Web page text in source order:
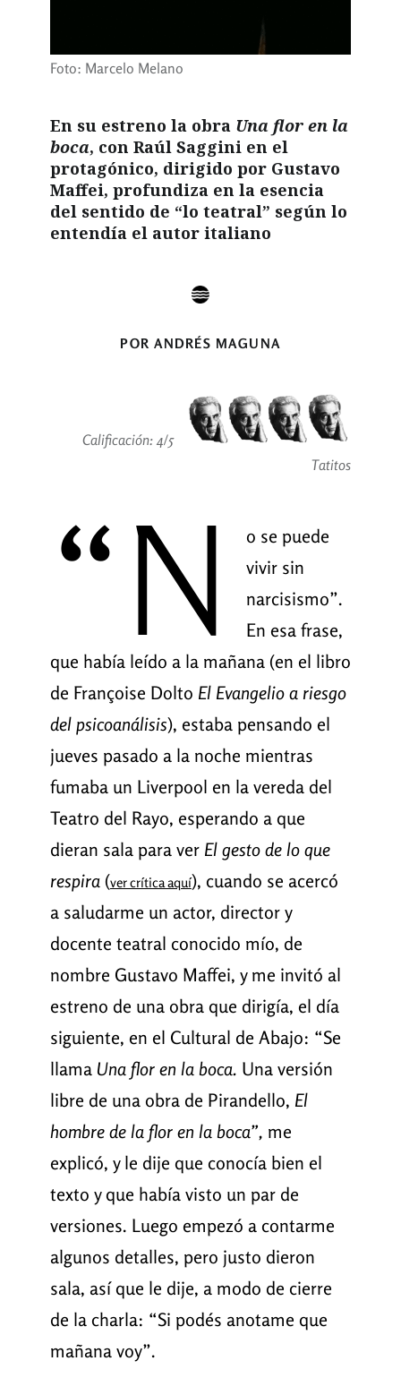
Foto: Marcelo Melano
En su estreno la obra Una flor en la
boca, con Raúl Saggini en el
protagónico, dirigido por Gustavo
Maffei, profundiza en la esencia
del sentido de “lo teatral” según lo
entendía el autor italiano
POR ANDRÉS MAGUNA
Calificación: 4/5
Tatitos
“N
o se puede
vivir sin
narcisismo”.
En esa frase,
que había leído a la mañana (en el libro
de Françoise Dolto El Evangelio a riesgo
del psicoanálisis), estaba pensando el
jueves pasado a la noche mientras
fumaba un Liverpool en la vereda del
Teatro del Rayo, esperando a que
dieran sala para verEl gesto de lo que
respira(ver crítica aquí), cuando se acercó
a saludarme un actor, director y
docente teatral conocido mío, de
nombre Gustavo Maffei, y me invitó al
estreno de una obra que dirigía, el día
siguiente, en el Cultural de Abajo: “Se
llamaUna flor en la boca. Una versión
libre de una obra de Pirandello, El
hombre de la flor en la boca”, me
explicó, y le dije que conocía bien el
texto y que había visto un par de
versiones. Luego empezó a contarme
algunos detalles, pero justo dieron
sala, así que le dije, a modo de cierre
de la charla: “Si podés anotame que
mañana voy”.